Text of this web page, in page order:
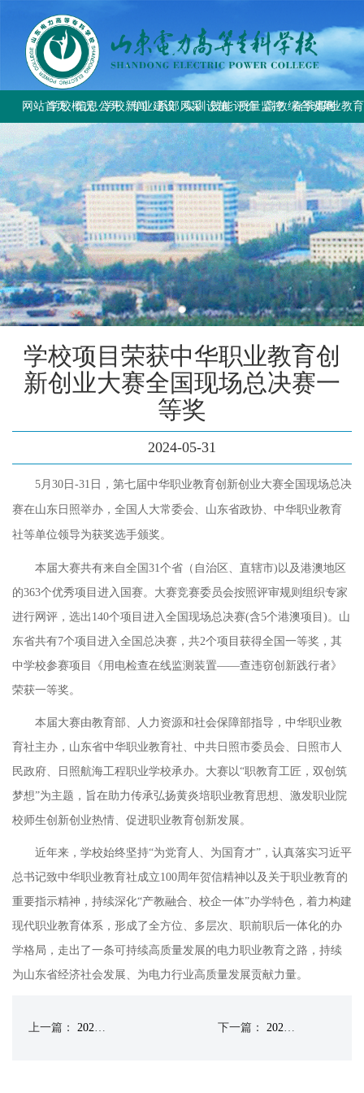
网站首页学校概况
学校简介
学校章程
历史沿革
规章制度
校园风貌
信息公开学校新闻
学校要闻
校园公告
专业建设
专业设置
方案标准建设
教材课程建设
师资队伍建设
实训资源建设
学生技能大赛
系部风采
电气工程系
电气自动化系
动力工程系
计量工程系
信息工程系
基础教学部
实训设施
总体简介
重点实训室
技能评价
工作信息
政策规定
评价计划
证书查询
质量监控
工作动态
规章制度
高教综合改革
教育部与省教
改革工作推
春季高考
上级文件
通知公告
成绩查询
职业教
学校项目荣获中华职业教育创
新创业大赛全国现场总决赛一
等奖
2024-05-31
5月30日-31日，第七届中华职业教育创新创业大赛全国现场总决
赛在山东日照举办，全国人大常委会、山东省政协、中华职业教育
社等单位领导为获奖选手颁奖。
本届大赛共有来自全国 31个省（自治区、直辖市)以及港澳地区
的363个优秀项目进入国赛。大赛竞赛委员会按照评审规则组织专家
进行网评，选出140个项目进入全国现场总决赛(含5个港澳项目)。山
东省共有7个项目进入全国总决赛，共2个项目获得全国一等奖，其
中学校参赛项目《用电检查在线监测装置——查违窃创新践行者》
荣获一等奖。
本届大赛由教育部、人力资源和社会保障部指导，中华职业教
育社主办，山东省中华职业教育社、中共日照市委员会、日照市人
民政府、日照航海工程职业学校承办。大赛以“职教育工匠，双创筑
梦想”为主题，旨在助力传承弘扬黄炎培职业教育思想、激发职业院
校师生创新创业热情、促进职业教育创新发展。
近年来，学校始终坚持“为党育人、为国育才”，认真落实习近平
总书记致中华职业教育社成立100周年贺信精神以及关于职业教育的
重要指示精神，持续深化“产教融合、校企一体”办学特色，着力构建
现代职业教育体系，形成了全方位、多层次、职前职后一体化的办
学格局，走出了一条可持续高质量发展的电力职业教育之路，持续
为山东省经济社会发展、为电力行业高质量发展贡献力量。
上一篇： 2023年学生竞赛奖励统计表 下一篇： 2022学生获奖情况一览表